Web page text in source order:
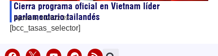
Cierra programa oficial en Vietnam líder
parlamentario tailandés
agosto 6, 202622:39
[bcc_tasas_selector]